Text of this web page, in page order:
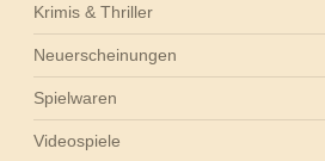
Krimis & Thriller
Neuerscheinungen
Spielwaren
Videospiele